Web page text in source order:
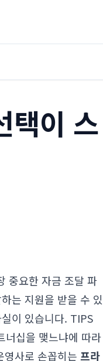
이 스
중요한 자금 조달 파
는 지원을 받을 수 있
이 있습니다. TIPS
너십을 맺느냐에 따라
사로 손꼽히는 프라